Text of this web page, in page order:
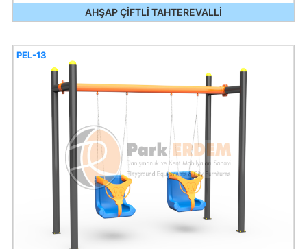
AHŞAP ÇİFTLİ TAHTEREVALLİ
PEL-13